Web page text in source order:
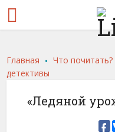
Главная .Что почитать?
детективы
«Ледяной